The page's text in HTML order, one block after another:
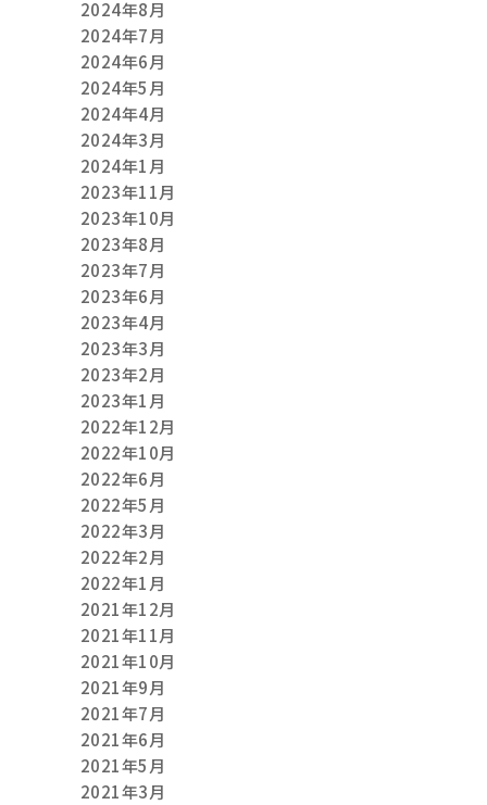
2024年8月
2024年7月
2024年6月
2024年5月
2024年4月
2024年3月
2024年1月
2023年11月
2023年10月
2023年8月
2023年7月
2023年6月
2023年4月
2023年3月
2023年2月
2023年1月
2022年12月
2022年10月
2022年6月
2022年5月
2022年3月
2022年2月
2022年1月
2021年12月
2021年11月
2021年10月
2021年9月
2021年7月
2021年6月
2021年5月
2021年3月